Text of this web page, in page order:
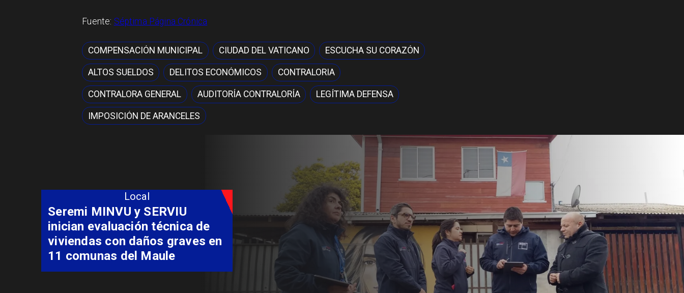
Fuente: Séptima Página Crónica
COMPENSACIÓN MUNICIPAL CIUDAD DEL VATICANO ESCUCHA SU CORAZÓN
ALTOS SUELDOS DELITOS ECONÓMICOS CONTRALORIA
CONTRALORA GENERAL AUDITORÍA CONTRALORÍA LEGÍTIMA DEFENSA
IMPOSICIÓN DE ARANCELES
Local
Fondo Orasmi entrega apoyo a
familia de Romeral para
costear alimentación
especializada de niño con
Síndrome de Intestino Corto